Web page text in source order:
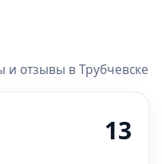
отзывы в Трубчевске
13